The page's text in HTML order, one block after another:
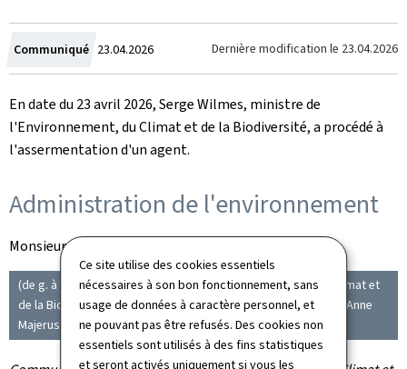
Ce site utilise des cookies essentiels
nécessaires à son bon fonctionnement, sans
usage de données à caractère personnel, et
ne pouvant pas être refusés. Des cookies non
essentiels sont utilisés à des fins statistiques
et seront activés uniquement si vous les
Communiqué Crée
le
23.04.2026 Dernière modification le 23.04.2026
En date du 23 avril 2026, Serge Wilmes, ministre de
l'Environnement, du Climat et de la Biodiversité, a procédé à
l'assermentation d'un agent.
Administration de l'environnement
Monsieur KREMER Stephane
(de g. à dr..) Serge Wilmes, ministre de l'Environnement, du Climat et
de la Biodiversité; Monsieur Stephane Kremer (AEV); Madame Anne
Majerus (AEV)